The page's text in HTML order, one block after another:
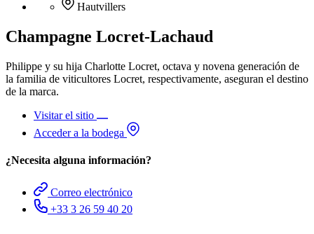
Hautvillers
Champagne Locret-Lachaud
Philippe y su hija Charlotte Locret, octava y novena generación de
la familia de viticultores Locret, respectivamente, aseguran el destino
de la marca.
Visitar el sitio
Acceder a la bodega
¿Necesita alguna información?
Correo electrónico
+33 3 26 59 40 20